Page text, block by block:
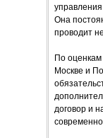
Она
проводит
По оценкам
Москве и
договор и